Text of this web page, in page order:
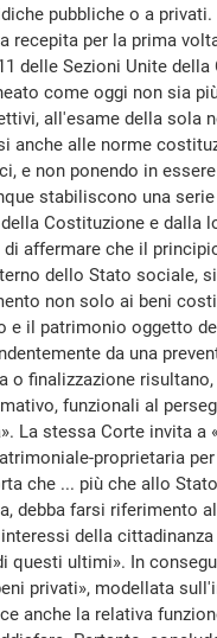
pubbliche o a
recepita per la prima
delle Sezioni Unite della
come oggi non sia
all'esame della sola
anche alle norme
e non ponendo in
stabiliscono una
Costituzione e dalla
affermare che il
dello Stato sociale,
non solo ai beni
il patrimonio oggetto
da una
o finalizzazione
funzionali al
stessa Corte invita a
proprietaria per
che ... più che allo
debba farsi riferimento
della
questi ultimi». In
privati», modellata
anche la relativa